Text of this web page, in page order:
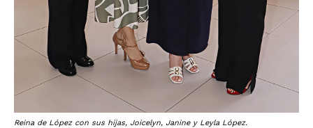
Reina de López con sus hijas, Joicelyn, Janine y Leyla López.